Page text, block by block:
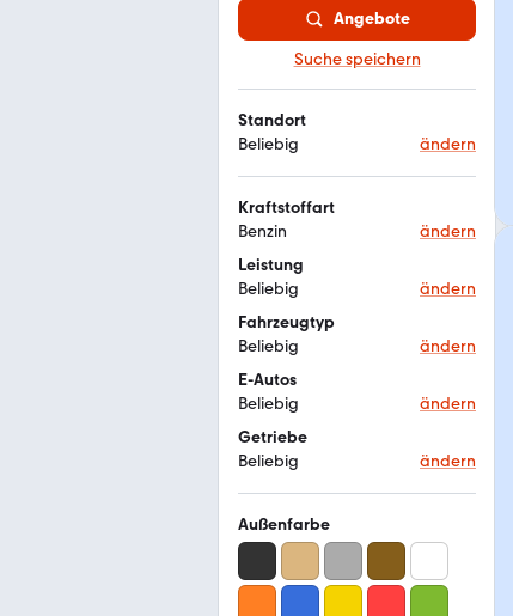
Angebote
Suche speichern
Standort
Beliebig
ändern
Kraftstoffart
Benzin
ändern
Leistung
Beliebig
ändern
Fahrzeugtyp
Beliebig
ändern
E-Autos
Beliebig
ändern
Getriebe
Beliebig
ändern
Außenfarbe